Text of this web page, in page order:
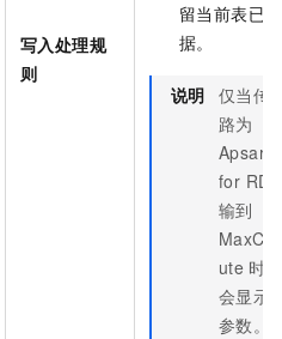
写入处理规
则
留当前表已
据。
说明 仅当传
路为
for RDS
输到
ute 时
会显示
参数。